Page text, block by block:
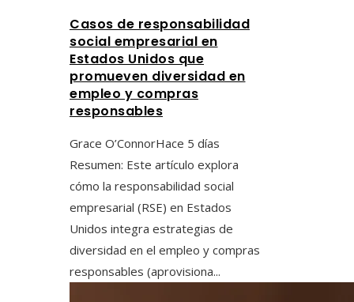
Casos de responsabilidad
social empresarial en
Estados Unidos que
promueven diversidad en
empleo y compras
responsables
Grace O’ConnorHace 5 días
Resumen: Este artículo explora
cómo la responsabilidad social
empresarial (RSE) en Estados
Unidos integra estrategias de
diversidad en el empleo y compras
responsables (aprovisiona...